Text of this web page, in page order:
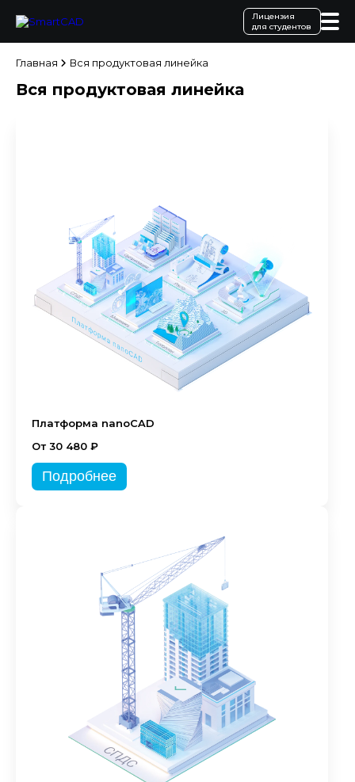
Лицензия
для студентов
Главная Вся продуктовая линейка
Вся продуктовая линейка
Платформа nanoCAD
От 30 480 ₽
Подробнее